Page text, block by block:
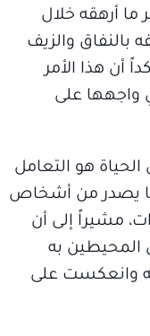
ما أرهقه خلال
بالنفاق والزيف
أن هذا الأمر
واجهها على
هو التعامل
يصدر من أشخاص
مشيراً إلى أن
المحيطين به
وانعكست على